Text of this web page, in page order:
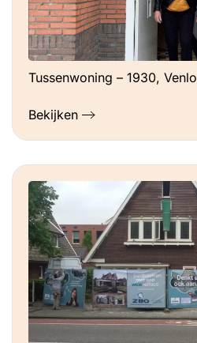
Tussenwoning – 1930, Venlo
Bekijken